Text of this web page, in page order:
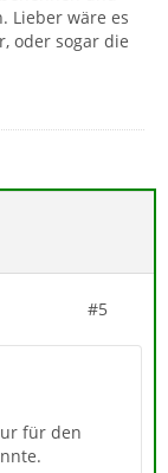
Lieber wäre es
oder sogar die
#5
für den